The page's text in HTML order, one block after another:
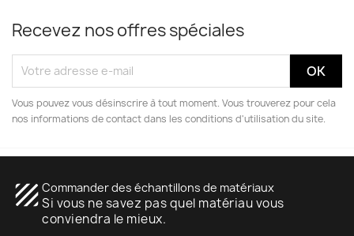
Recevez nos offres spéciales
Vous pouvez vous désinscrire à tout moment. Vous trouverez pour cela
nos informations de contact dans les conditions d'utilisation du site.
texture Commander des échantillons de matériaux
Si vous ne savez pas quel matériau vous
conviendra le mieux.